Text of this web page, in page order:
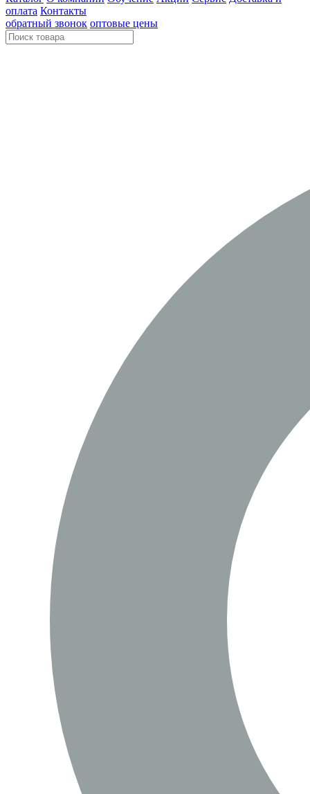
оплата Контакты
обратный звонок оптовые цены